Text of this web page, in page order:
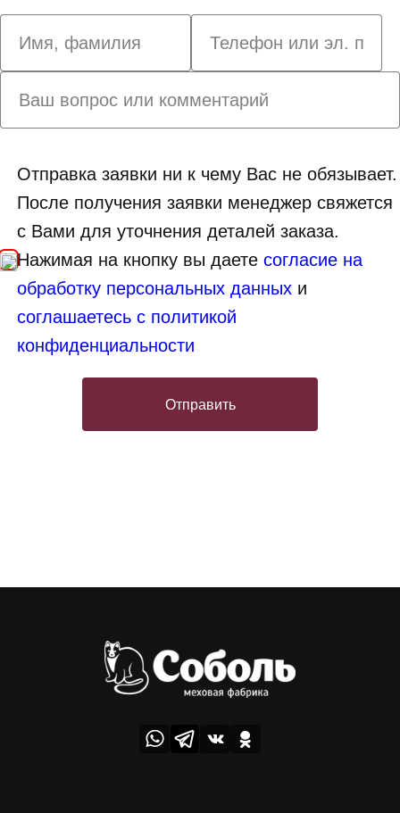
Отправка заявки ни к чему Вас не обязывает.
После получения заявки менеджер свяжется
с Вами для уточнения деталей заказа.
Нажимая на кнопку вы даетесогласие на
обработку персональных данных и
соглашаетесь с политикой
конфиденциальности
Отправить